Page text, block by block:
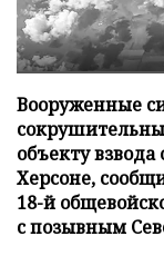
Вооруженные
объекту
Херсоне,
18-й
с позывным